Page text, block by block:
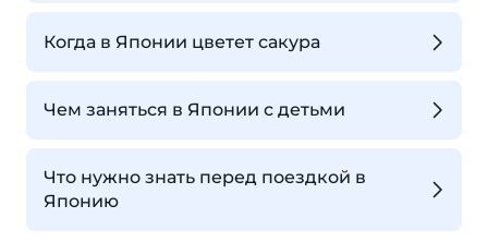
Когда в Японии цветет сакура
Чем заняться в Японии с детьми
Что нужно знать перед поездкой в
Японию